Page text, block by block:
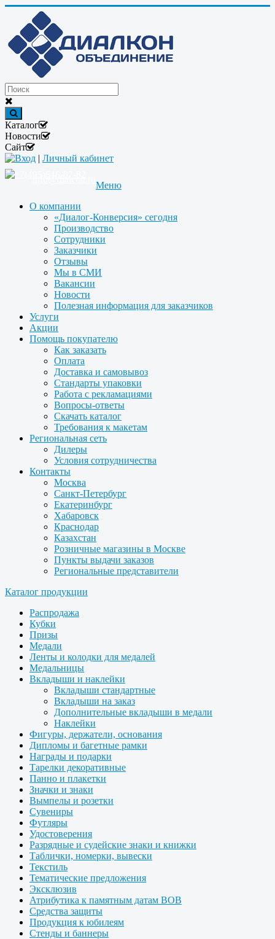
Каталог
Новости
Сайт
Вход | Личный кабинет
Меню
О компании
«Диалог-Конверсия» сегодня
Производство
Сотрудники
Заказчики
Отзывы
Мы в СМИ
Вакансии
Новости
Полезная информация для заказчиков
Услуги
Акции
Помощь покупателю
Как заказать
Оплата
Доставка и самовывоз
Стандарты упаковки
Работа с рекламациями
Вопросы-ответы
Скачать каталог
Требования к макетам
Региональная сеть
Дилеры
Условия сотрудничества
Контакты
Москва
Санкт-Петербург
Екатеринбург
Хабаровск
Краснодар
Казахстан
Розничные магазины в Москве
Пункты выдачи заказов
Региональные представители
Каталог продукции
Распродажа
Кубки
Призы
Медали
Ленты и колодки для медалей
Медальницы
Вкладыши и наклейки
Вкладыши стандартные
Вкладыши на заказ
Дополнительные вкладыши в медали
Наклейки
Фигуры, держатели, основания
Дипломы и багетные рамки
Награды и подарки
Тарелки декоративные
Панно и плакетки
Значки и знаки
Вымпелы и розетки
Сувениры
Футляры
Удостоверения
Разрядные и судейские знаки и книжки
Таблички, номерки, вывески
Текстиль
Тематические предложения
Эксклюзив
Атрибутика к памятным датам ВОВ
Средства защиты
Продукция к юбилеям
Стенды и баннеры